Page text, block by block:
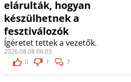
elárulták, hogyan
készülhetnek a
fesztiválozók
Ígéretet tettek a vezetők.
2026.08.08 06:03
0
1 7